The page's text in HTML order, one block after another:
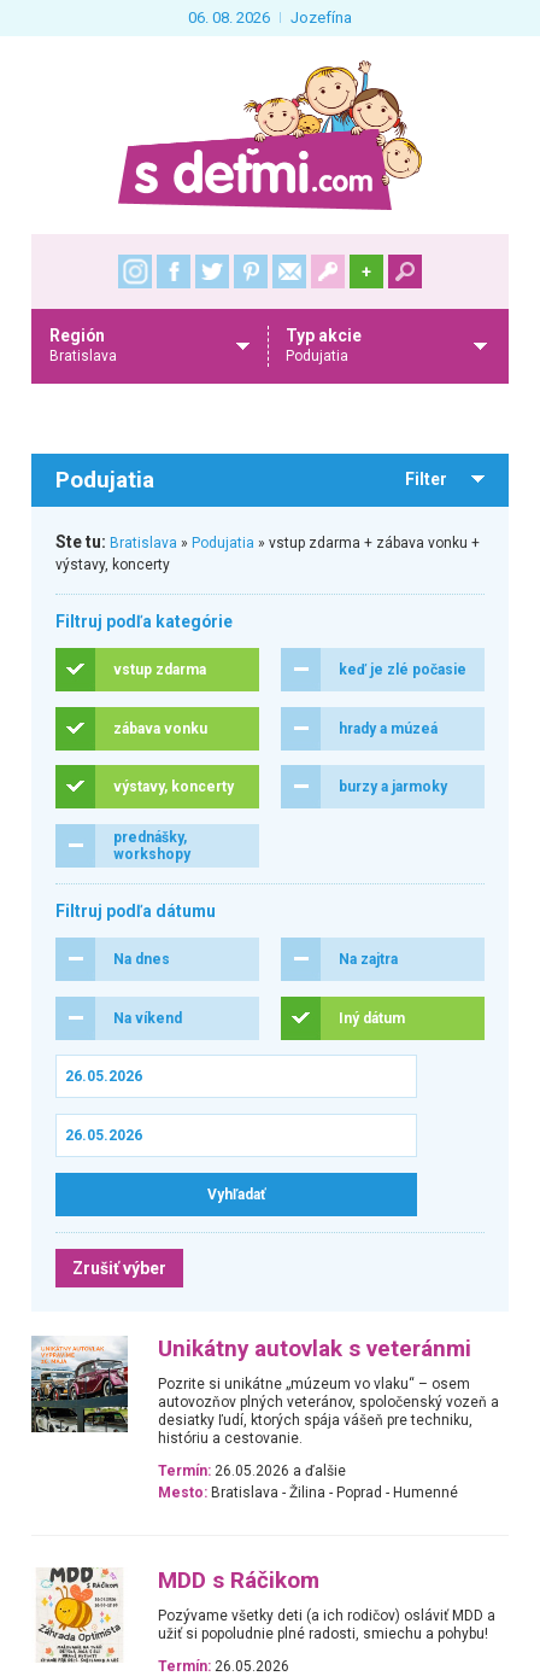
06. 08. 2026 Jozefína
+
Región
Bratislava
Typ akcie
Podujatia
Podujatia Filter
Ste tu: Bratislava » Podujatia » vstup zdarma + zábava vonku +
výstavy, koncerty
Filtruj podľa kategórie
vstup zdarma keď je zlé počasie
zábava vonku hrady a múzeá
výstavy, koncerty burzy a jarmoky
prednášky,
workshopy
Filtruj podľa dátumu
Na dnes Na zajtra
Na víkend Iný dátum
Zrušiť výber
Unikátny autovlak s veteránmi
Pozrite si unikátne „múzeum vo vlaku“ – osem
autovozňov plných veteránov, spoločenský vozeň a
desiatky ľudí, ktorých spája vášeň pre techniku,
históriu a cestovanie.
Termín: 26.05.2026 a ďalšie
Mesto: Bratislava - Žilina - Poprad - Humenné
MDD s Ráčikom
Pozývame všetky deti (a ich rodičov) osláviť MDD a
užiť si popoludnie plné radosti, smiechu a pohybu!
Termín: 26.05.2026